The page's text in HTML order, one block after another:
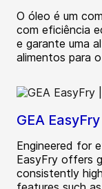
O óleo é um
com eficiência
e garante uma
alimentos para
GEA
Engineered for
EasyFry offers
consistently